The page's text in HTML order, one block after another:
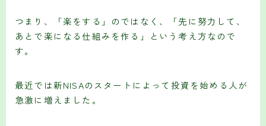
つまり、「楽をする」のではなく、「先に努力して、
あとで楽になる仕組みを作る」という考え方なので
す。
最近では新NISAのスタートによって投資を始める人が
急激に増えました。